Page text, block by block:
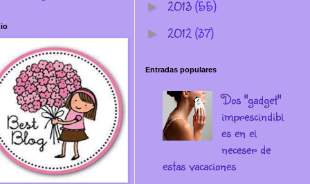
► 2013(55)
► 2012(37)
Entradas populares
Dos "gadget"
imprescindibl
es en el
neceser de
estas vacaciones